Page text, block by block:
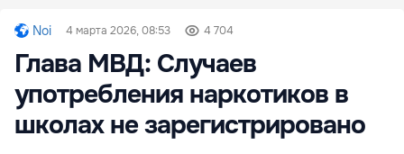
Noi 4 марта 2026, 08:53 4 704
Глава МВД: Случаев
употребления наркотиков в
школах не зарегистрировано